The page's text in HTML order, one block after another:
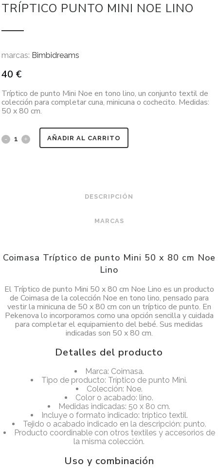
TRÍPTICO PUNTO MINI NOE LINO
marcas: Bimbidreams
40 €
Tríptico de punto Mini Noe en tono lino, un conjunto textil de
colección para completar cuna, minicuna o cochecito. Medidas:
50 x 80 cm.
AÑADIR AL CARRITO
DESCRIPCIÓN
MARCAS
Coimasa Tríptico de punto Mini 50 x 80 cm Noe
Lino
El Tríptico de punto Mini 50 x 80 cm Noe Lino es un producto
de Coimasa de la colección Noe en tono lino, pensado para
vestir la minicuna de 50 x 80 cm con un tríptico de punto. En
Pekenova lo incorporamos como una opción sencilla y cuidada
para completar el equipamiento del bebé. Sus medidas
indicadas son 50 x 80 cm.
Detalles del producto
Marca: Coimasa.
Tipo de producto: Tríptico de punto Mini.
Colección: Noe.
Color o acabado: lino.
Medidas indicadas: 50 x 80 cm.
Incluye o formato indicado: tríptico textil.
Tejido o acabado indicado en la descripción: punto.
Producto coordinable con otros textiles y accesorios de
la misma colección.
Uso y combinación